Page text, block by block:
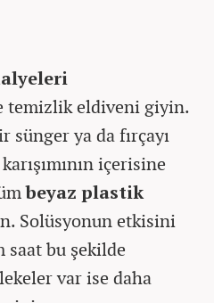
temizlik eldiveni giyin.
sünger ya da fırçayı
içerisine
beyaz plastik
Solüsyonun etkisini
saat bu şekilde
var ise daha